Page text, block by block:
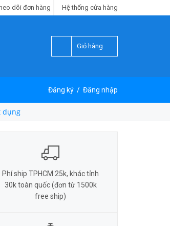
Hệ thống cửa hàng
dõi đơn hàng
Giỏ hàng
Đăng ký / Đăng nhập
dụng
Phí ship TPHCM 25k, khác tỉnh
30k toàn quốc (đơn từ 1500k
free ship)